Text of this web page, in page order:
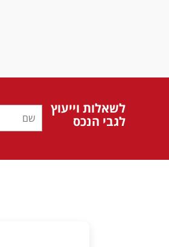
לשאלות וייעוץ
לגבי הנכס